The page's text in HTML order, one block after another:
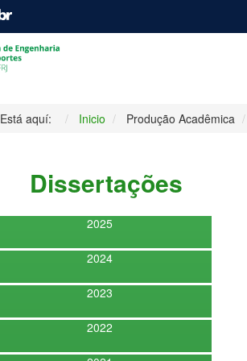
Está aquí: Inicio Produção Acadêmica
Dissertações
2025
2024
2023
2022